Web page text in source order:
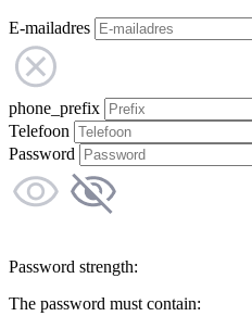
E-mailadres
phone_prefix
Telefoon
Password
Password strength:
The password must contain: